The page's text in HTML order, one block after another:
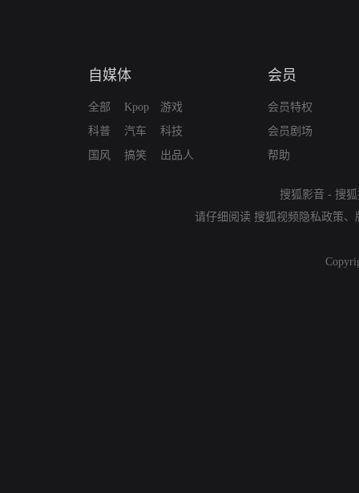
自媒体
全部
科普
国风
Kpop
汽车
搞笑
游戏
科技
出品人
会员
会员特权
会员剧场
帮助
搜狐影音 - 搜
请仔细阅读 搜狐视频隐私政策、